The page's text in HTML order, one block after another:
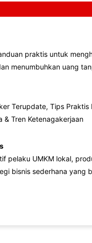
praktis untuk
menumbuhkan uang
Terupdate, Tips Praktis
& Tren Ketenagakerjaan
pelaku UMKM lokal,
bisnis sederhana yang